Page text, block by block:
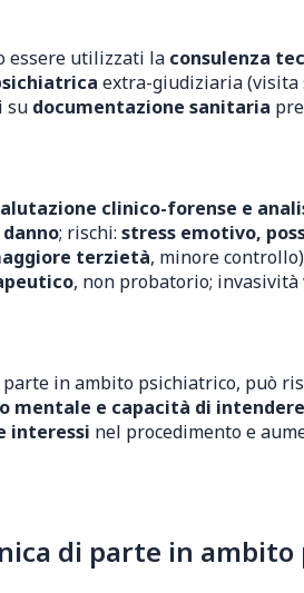
essere utilizzati la consulenza
extra-giudiziaria (visita
su documentazione sanitaria
clinico-forense e
; rischi: stress emotivo,
terzietà, minore
, non probatorio; invasività
in ambito psichiatrico, può
mentale e capacità di
interessi nel procedimento e
di parte in